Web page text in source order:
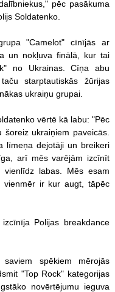
pēc pasākuma
Soldatenko.
"Camelot" cīnījās ar
un nokļuva finālā, kur tai
no Ukrainas. Cīņa abu
starptautiskās žūrijas
ukraiņu grupai.
vērtē kā labu: "Pēc
ukraiņiem paveicās.
līmeņa dejotāji un breikeri
arī mēs varējām izcīnīt
labas. Mēs esam
vienmēr ir kur augt, tāpēc
Polijas breakdance
spēkiem mērojās
"Top Rock" kategorijas
novērtējumu ieguva